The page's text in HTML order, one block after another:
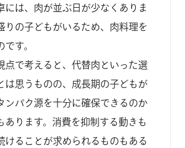
には、肉が並ぶ日が少なくありま
りの子どもがいるため、肉料理を
す。
点で考えると、代替肉といった選
は思うものの、成長期の子どもが
ンパク源を十分に確保できるのか
あります。消費を抑制する動きも
けることが求められるものもある